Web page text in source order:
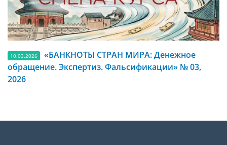
10.03.2026
«БАНКНОТЫ СТРАН МИРА: Денежное
обращение. Экспертиз. Фальсификации» № 03,
2026